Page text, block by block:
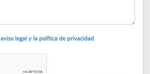
aviso legal y la política de privacidad